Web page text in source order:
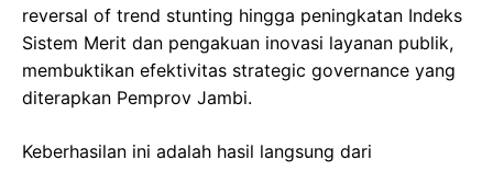
reversal of trend stunting hingga peningkatan Indeks
Sistem Merit dan pengakuan inovasi layanan publik,
membuktikan efektivitas strategic governance yang
diterapkan Pemprov Jambi.
​Keberhasilan ini adalah hasil langsung dari